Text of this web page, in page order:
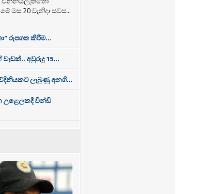
මස 20 වැනිදා සවස...
රූපගත කිරීම...
අවුරුදු 15...
ලැබුණු අනගි...
උළෙලකදී වින්ඩි